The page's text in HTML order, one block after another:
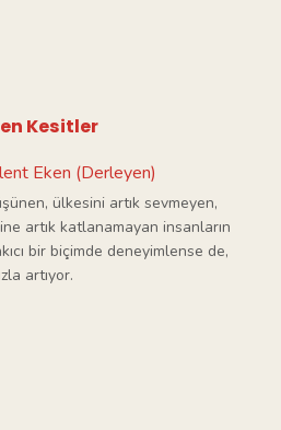
Kesitler
Eken (Derleyen)
ülkesini artık sevmeyen,
artık katlanamayan insanların
bir biçimde deneyimlense de,
artıyor.